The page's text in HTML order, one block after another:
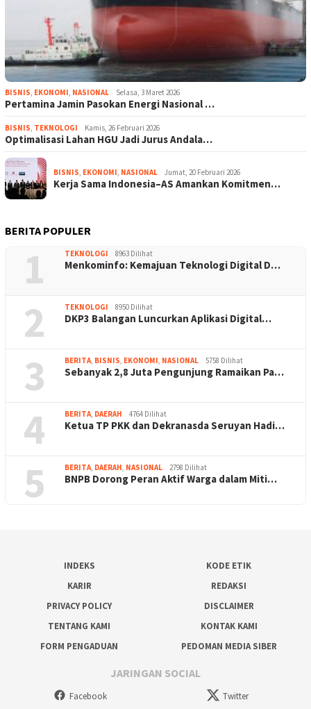
BISNIS, EKONOMI, NASIONAL Selasa, 3 Maret 2026
Pertamina Jamin Pasokan Energi Nasional …
BISNIS, TEKNOLOGI Kamis, 26 Februari 2026
Optimalisasi Lahan HGU Jadi Jurus Andala…
BISNIS, EKONOMI, NASIONAL Jumat, 20 Februari 2026
Kerja Sama Indonesia–AS Amankan Komitmen…
BERITA POPULER
1 TEKNOLOGI 8963 Dilihat
Menkominfo: Kemajuan Teknologi Digital D…
2 TEKNOLOGI 8950 Dilihat
DKP3 Balangan Luncurkan Aplikasi Digital…
3 BERITA, BISNIS, EKONOMI, NASIONAL 5758 Dilihat
Sebanyak 2,8 Juta Pengunjung Ramaikan Pa…
4 BERITA, DAERAH 4764 Dilihat
Ketua TP PKK dan Dekranasda Seruyan Hadi…
5 BERITA, DAERAH, NASIONAL 2798 Dilihat
BNPB Dorong Peran Aktif Warga dalam Miti…
INDEKS
KODE ETIK
KARIR
REDAKSI
PRIVACY POLICY
DISCLAIMER
TENTANG KAMI
KONTAK KAMI
FORM PENGADUAN
PEDOMAN MEDIA SIBER
JARINGAN SOCIAL
Facebook Twitter